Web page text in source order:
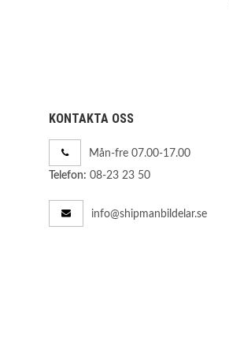
KONTAKTA OSS
Mån-fre 07.00-17.00
Telefon: 08-23 23 50
info@shipmanbildelar.se